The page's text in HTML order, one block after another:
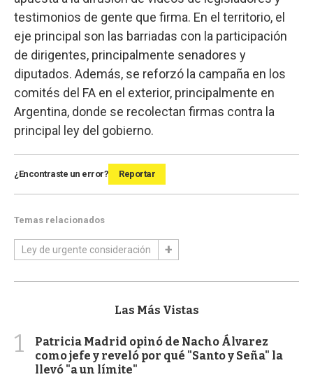
testimonios de gente que firma. En el territorio, el
eje principal son las barriadas con la participación
de dirigentes, principalmente senadores y
diputados. Además, se reforzó la campaña en los
comités del FA en el exterior, principalmente en
Argentina, donde se recolectan firmas contra la
principal ley del gobierno.
¿Encontraste un error? Reportar
Temas relacionados
Ley de urgente consideración
Las Más Vistas
1
Patricia Madrid opinó de Nacho Álvarez
como jefe y reveló por qué "Santo y Seña" la
llevó "a un límite"